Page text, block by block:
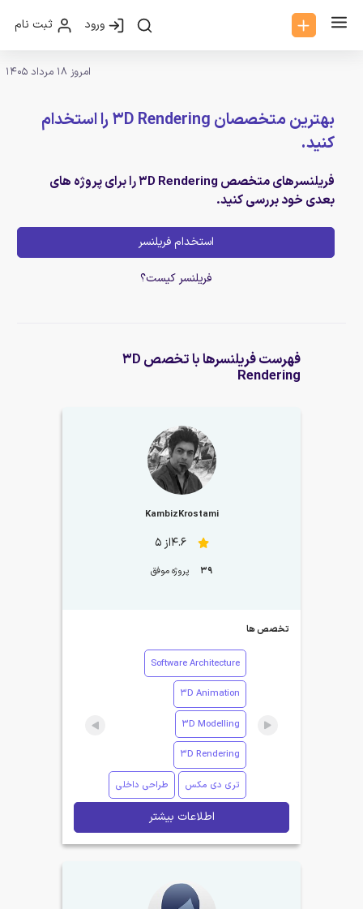
ورود ثبت نام
امروز 18 مرداد 1405
بهترین متخصصان 3D Rendering را استخدام
کنید.
فریلنسرهای متخصص 3D Rendering را برای پروژه های
بعدی خود بررسی کنید.
استخدام فریلنسر
فریلنسر کیست؟
فهرست فریلنسرها با تخصص 3D
Rendering
KambizKrostami
4.6از 5
39 پروژه موفق
تخصص ها
Software Architecture
3D Animation
3D Modelling
3D Rendering
تری دی مکس طراحی داخلی
اطلاعات بیشتر